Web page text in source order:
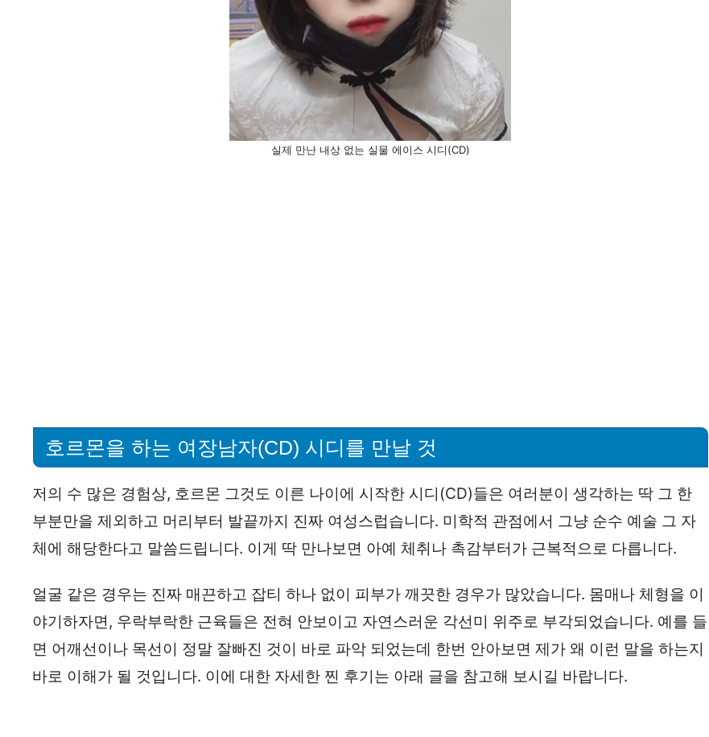
실제 만난 내상 없는 실물 에이스 시디(CD)
호르몬을 하는 여장남자(CD) 시디를 만날 것
저의 수 많은 경험상, 호르몬 그것도 이른 나이에 시작한 시디(CD)들은 여러분이 생각하는 딱 그 한
부분만을 제외하고 머리부터 발끝까지 진짜 여성스럽습니다. 미학적 관점에서 그냥 순수 예술 그 자
체에 해당한다고 말씀드립니다. 이게 딱 만나보면 아예 체취나 촉감부터가 근복적으로 다릅니다.
얼굴 같은 경우는 진짜 매끈하고 잡티 하나 없이 피부가 깨끗한 경우가 많았습니다. 몸매나 체형을 이
야기하자면, 우락부락한 근육들은 전혀 안보이고 자연스러운 각선미 위주로 부각되었습니다. 예를 들
면 어깨선이나 목선이 정말 잘빠진 것이 바로 파악 되었는데 한번 안아보면 제가 왜 이런 말을 하는지
바로 이해가 될 것입니다. 이에 대한 자세한 찐 후기는 아래 글을 참고해 보시길 바랍니다.